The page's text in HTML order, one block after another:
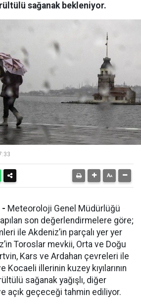
sağanak bekleniyor.
- Meteoroloji Genel Müdürlüğü
son değerlendirmelere göre;
ile Akdeniz’in parçalı yer yer
Toroslar mevkii, Orta ve Doğu
Kars ve Ardahan çevreleri ile
Kocaeli illerinin kuzey kıyılarının
sağanak yağışlı, diğer
açık geçeceği tahmin ediliyor.